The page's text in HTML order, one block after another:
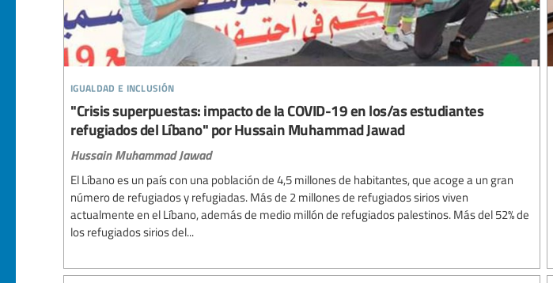
igualdad e inclusión
"Crisis superpuestas: impacto de la COVID-19 en los/as estudiantes
refugiados del Líbano" por Hussain Muhammad Jawad
Hussain Muhammad Jawad
El Líbano es un país con una población de 4,5 millones de habitantes, que acoge a un gran
número de refugiados y refugiadas. Más de 2 millones de refugiados sirios viven
actualmente en el Líbano, además de medio millón de refugiados palestinos. Más del 52% de
los refugiados sirios del...